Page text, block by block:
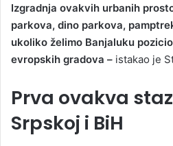
Izgradnja ovakvih urbanih
parkova, dino parkova,
ukoliko želimo Banjaluku
evropskih gradova – istakao je
Prva ovakva
Srpskoj i BiH